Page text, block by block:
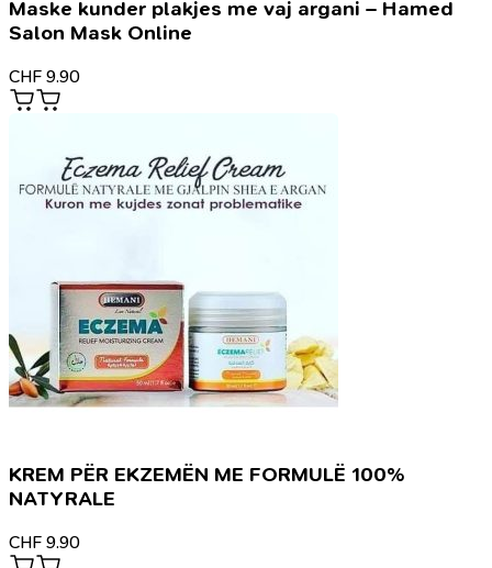
Maske kunder plakjes me vaj argani – Hamed
Salon Mask Online
CHF 9.90
KREM PËR EKZEMËN ME FORMULË 100%
NATYRALE
CHF 9.90